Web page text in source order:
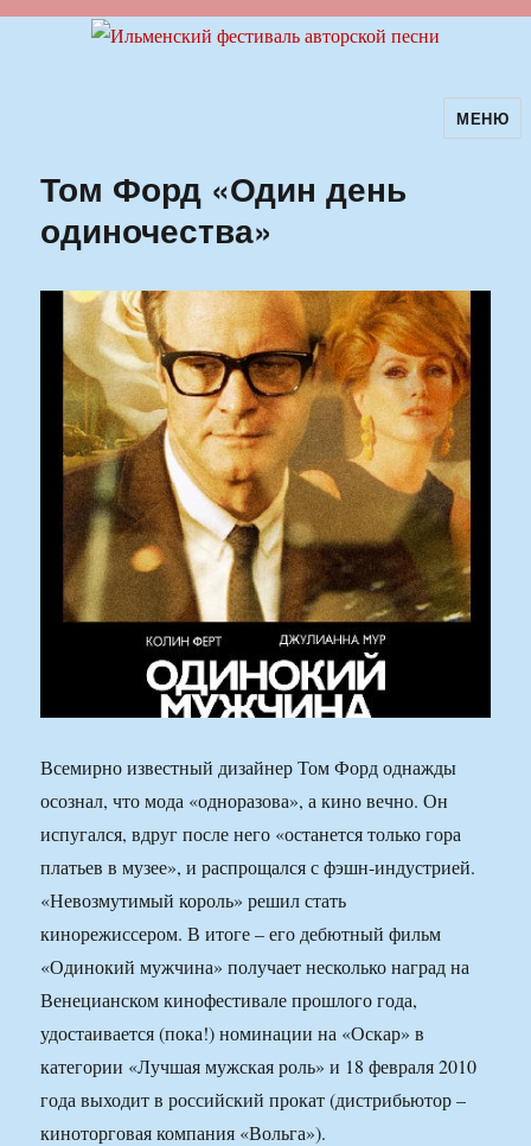
Ильменский фестиваль авторскойМЕНЮ
Том Форд «Один день
одиночества»
Всемирно известный дизайнер Том Форд однажды
осознал, что мода «одноразова», а кино вечно. Он
испугался, вдруг после него «останется только гора
платьев в музее», и распрощался с фэшн-индустрией.
«Невозмутимый король» решил стать
кинорежиссером. В итоге – его дебютный фильм
«Одинокий мужчина» получает несколько наград на
Венецианском кинофестивале прошлого года,
удостаивается (пока!) номинации на «Оскар» в
категории «Лучшая мужская роль» и 18 февраля 2010
года выходит в российский прокат (дистрибьютор –
киноторговая компания «Вольга»).